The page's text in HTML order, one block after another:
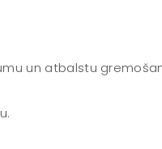
un atbalstu